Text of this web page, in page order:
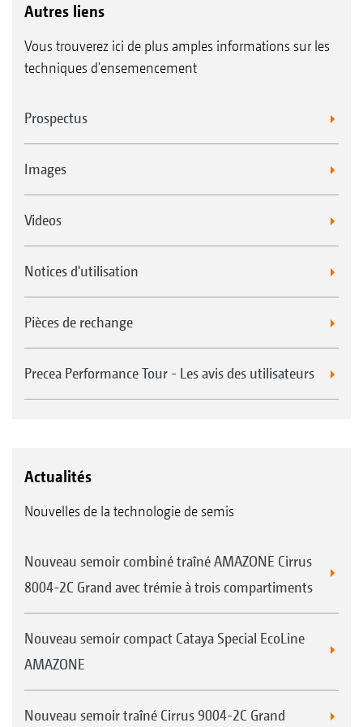
Autres liens
Vous trouverez ici de plus amples informations sur les
techniques d'ensemencement
Prospectus
Images
Videos
Notices d'utilisation
Pièces de rechange
Precea Performance Tour - Les avis des utilisateurs
Actualités
Nouvelles de la technologie de semis
Nouveau semoir combiné traîné AMAZONE Cirrus
8004-2C Grand avec trémie à trois compartiments
Nouveau semoir compact Cataya Special EcoLine
AMAZONE
Nouveau semoir traîné Cirrus 9004-2C Grand